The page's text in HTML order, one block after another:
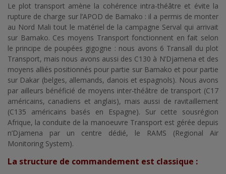
Le plot transport amène la cohérence intra-théâtre et évite la
rupture de charge sur l’APOD de Bamako : il a permis de monter
au Nord Mali tout le matériel de la campagne Serval qui arrivait
sur Bamako. Ces moyens Transport fonctionnent en fait selon
le principe de poupées gigogne : nous avons 6 Transall du plot
Transport, mais nous avons aussi des C130 à N’Djamena et des
moyens alliés positionnés pour partie sur Bamako et pour partie
sur Dakar (belges, allemands, danois et espagnols). Nous avons
par ailleurs bénéficié de moyens inter-théâtre de transport (C17
américains, canadiens et anglais), mais aussi de ravitaillement
(C135 américains basés en Espagne). Sur cette sousrégion
Afrique, la conduite de la manoeuvre Transport est gérée depuis
n’Djamena par un centre dédié, le RAMS (Regional Air
Monitoring System).
La structure de commandement est classique :